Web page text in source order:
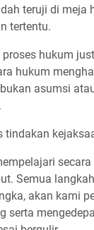
teruji di meja
tertentu.
hukum
hukum
asumsi
tindakan
Semua
akan kami
serta